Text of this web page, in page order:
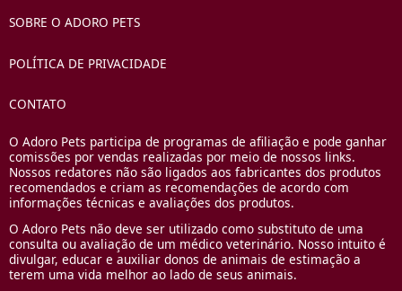
SOBRE O ADORO PETS
POLÍTICA DE PRIVACIDADE
CONTATO
O Adoro Pets participa de programas de afiliação e pode ganhar
comissões por vendas realizadas por meio de nossos links.
Nossos redatores não são ligados aos fabricantes dos produtos
recomendados e criam as recomendações de acordo com
informações técnicas e avaliações dos produtos.
O Adoro Pets não deve ser utilizado como substituto de uma
consulta ou avaliação de um médico veterinário. Nosso intuito é
divulgar, educar e auxiliar donos de animais de estimação a
terem uma vida melhor ao lado de seus animais.